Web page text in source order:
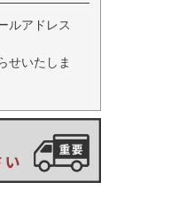
ルアドレス
せいたしま